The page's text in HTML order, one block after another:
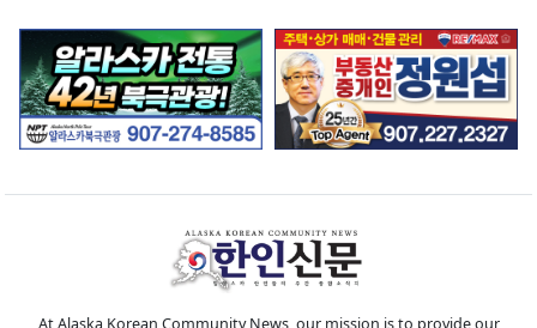
At Alaska Korean Community News, our mission is to provide our